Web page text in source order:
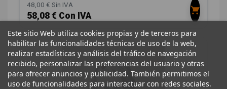
48,00 € Sin IVA
58,08 € Con IVA
Este sitio Web utiliza cookies propias y de terceros para
habilitar las funcionalidades técnicas de uso de la web,
realizar estadísticas y análisis del tráfico de navegación
recibido, personalizar las preferencias del usuario y otras
para ofrecer anuncios y publicidad. También permitimos el
uso de funcionalidades para interactuar con redes sociales.